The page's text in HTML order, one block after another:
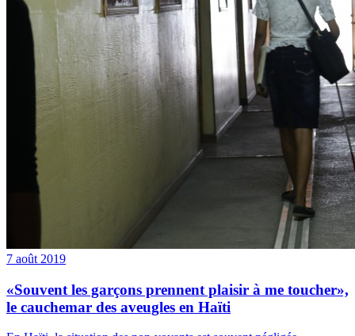
7 août 2019
«Souvent les garçons prennent plaisir à me toucher»,
le cauchemar des aveugles en Haïti